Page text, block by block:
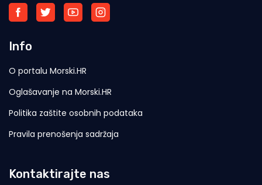
Info
O portalu Morski.HR
Oglašavanje na Morski.HR
Politika zaštite osobnih podataka
Pravila prenošenja sadržaja
Kontaktirajte nas